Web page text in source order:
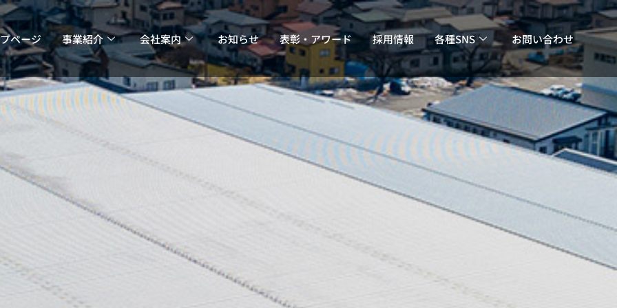
ページ 事業紹介 会社案内 お知らせ 表彰・アワード 採用情報 各種SNS お問い合わせ